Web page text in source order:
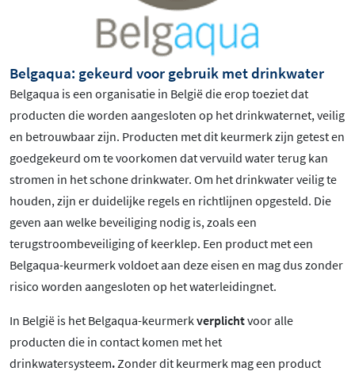
Belgaqua: gekeurd voor gebruik met drinkwater
Belgaqua is een organisatie in België die erop toeziet dat
producten die worden aangesloten op het drinkwaternet, veilig
en betrouwbaar zijn. Producten met dit keurmerk zijn getest en
goedgekeurd om te voorkomen dat vervuild water terug kan
stromen in het schone drinkwater. Om het drinkwater veilig te
houden, zijn er duidelijke regels en richtlijnen opgesteld. Die
geven aan welke beveiliging nodig is, zoals een
terugstroombeveiliging of keerklep. Een product met een
Belgaqua-keurmerk voldoet aan deze eisen en mag dus zonder
risico worden aangesloten op het waterleidingnet.
In België is het Belgaqua-keurmerkverplichtvoor alle
producten die in contact komen met het
drinkwatersysteem. Zonder dit keurmerk mag een product